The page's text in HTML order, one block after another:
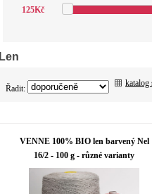
125Kč
Len
Řadit:
katalog
VENNE 100% BIO len barvený Nel
16/2 - 100 g - různé varianty